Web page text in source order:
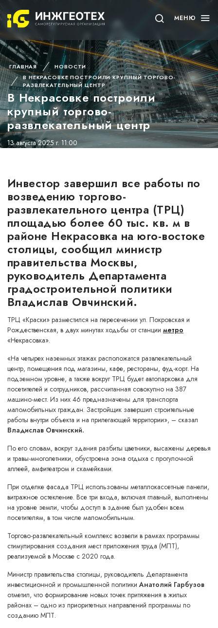
МЕНЮ
ГЛАВНАЯ
НОВОСТИ
В НЕКРАСОВКЕ ПОСТРОИЛИ КРУПНЫЙ ТОРГОВО-
РАЗВЛЕКАТЕЛЬНЫЙ ЦЕНТР
В Некрасовке построили
крупный торгово-
развлекательный центр
13 августа 2025 г. 11:00
Инвестор завершил все работы по
возведению торгово-
развлекательного центра (ТРЦ)
площадью более 60 тыс. кв. м в
районе Некрасовка на юго-востоке
столицы, сообщил министр
правительства Москвы,
руководитель Департамента
градостроительной политики
Владислав Овчинский.
ТРЦ «Краски» разместился на пересечении ул. Покровская и
Рождественская, в двух минутах ходьбы от станции метро
«Некрасовка».
«На четырех наземных этажах расположатся развлекательный
центр, помещения под магазины, кафе, рестораны, фуд-корт. На
подземном уровне, а также вокруг ТРЦ будет автопарковка для
посетителей и сотрудников, рассчитанная совокупно на 387
машино-мест. Из них 46 предназначены для транспорта
маломобильных граждан. Застройщик завершил строительные
работы внутри объекта и на прилегающей территории», – сказал
Владислав Овчинский.
По его словам, вокруг здания разбиты цветники, высажены деревья
и травы-многолетники, обустроена зона отдыха с прогулочной
аллеей, амфитеатром и скамейками.
При отделке фасада ТРЦ использованы металлокассетные панели,
витражное остекление. Все три входа, включая главный, выполнены
на уровне земли, чтобы доступ в здание был удобен всем
посетителям, в том числе маломобильным.
Торгово-развлекательный комплекс возвели в рамках программы
стимулирования создания мест приложения труда (МПТ),
реализуемой в Москве с 2020 года.
Министр правительства столицы, руководитель Департамента
инвестиционной и промышленной политикиАнатолий Гарбузов
отметил, что формирование новых точек притяжения в жилых
районах – одно из приоритетных направлений программы по
созданию МПТ.